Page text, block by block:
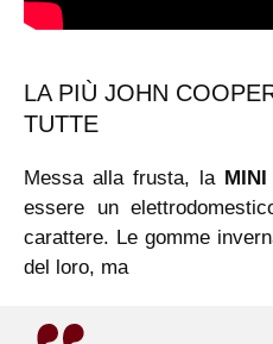
LA PIÙ JOHN
TUTTE
Messa alla frusta, la
essere un
carattere. Le gomme
del loro, ma